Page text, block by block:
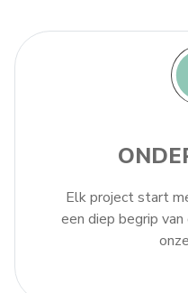
Elk project start
een diep begrip